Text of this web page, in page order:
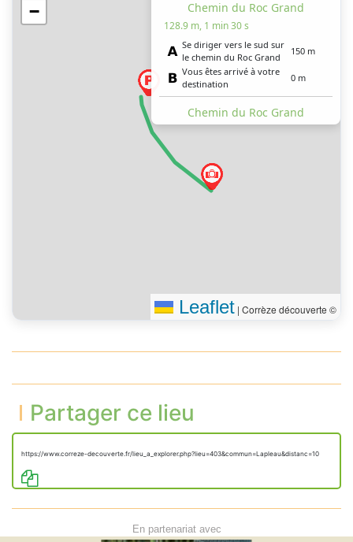
−
Chemin du Roc Grand
128.9 m, 1 min 30 s
Se diriger vers le sud sur
le chemin du Roc Grand
150 m
Vous êtes arrivé à votre
destination
0 m
Chemin du Roc Grand
le chemin du Roc Grand
Vous êtes arrivé à votre
destination
Leaflet | Corrèze découverte ©
Partager ce lieu
https://www.correze-decouverte.fr/lieu_a_explorer.php?lieu=403&commun=Lapleau&distanc=10
En partenariat avec